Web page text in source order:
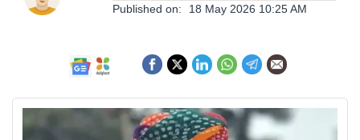
జాతీయం
అంతర్జాతీయం
Published on: 18 May 2026 10:25 AM